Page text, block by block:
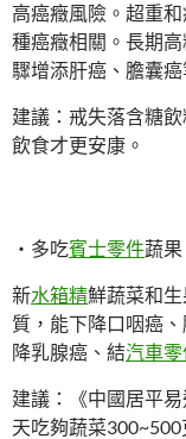
高癌癥風險。超重
種癌癥相關。長期
驟增添肝癌、膽囊癌
建議：戒失落含糖
飲食才更安康。
・多吃賓士零件蔬
新水箱精鮮蔬菜和
質，能下降口咽癌
降乳腺癌、結汽車
建議：《中國居平
天吃夠蔬菜